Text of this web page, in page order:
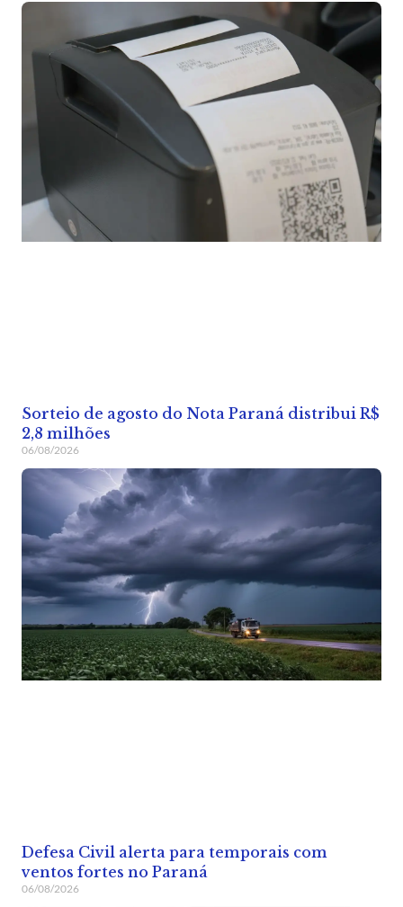
Sorteio de agosto do Nota Paraná distribui R$
2,8 milhões
06/08/2026
Defesa Civil alerta para temporais com
ventos fortes no Paraná
06/08/2026